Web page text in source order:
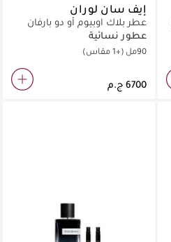
إيف سان لوران
عطر بلاك اوبيوم أو دو بارفان
اكستريم
عطور نسائية
90مل (+1 مقاس)